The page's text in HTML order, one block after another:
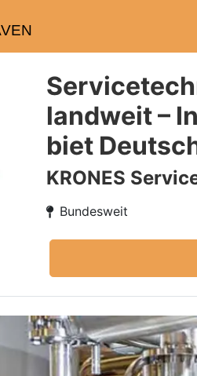
landweit –
biet
KRONES
Bundesweit